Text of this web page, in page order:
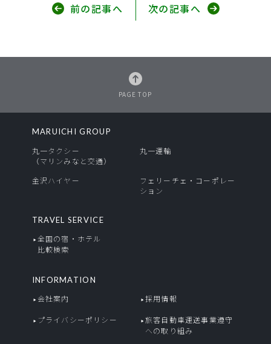
前の記事へ 次の記事へ
PAGE TOP
MARUICHI GROUP
丸一タクシー
（マリンみなと交通）
丸一運輸
金沢ハイヤー
フェリーチェ・コーポレー
ション
TRAVEL SERVICE
全国の宿・ホテル
比較検索
INFORMATION
会社案内 採用情報
プライバシーポリシー
旅客自動車運送事業遵守
への取り組み